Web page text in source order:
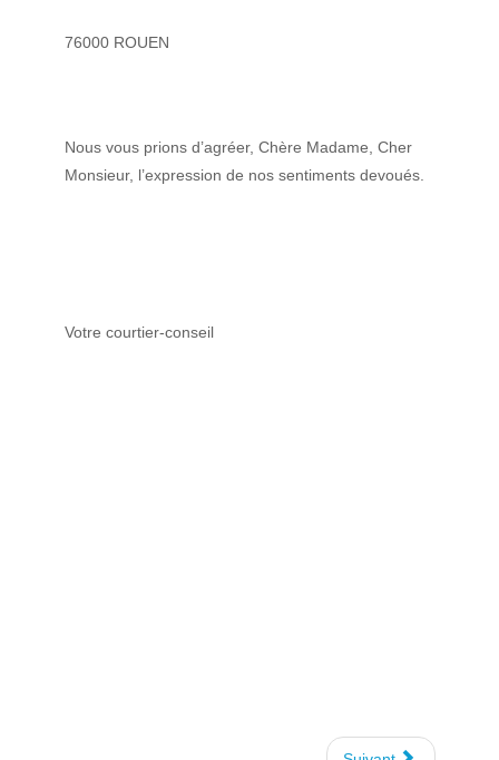
76000 ROUEN
Nous vous prions d’agréer, Chère Madame, Cher
Monsieur, l’expression de nos sentiments devoués.
Votre courtier-conseil